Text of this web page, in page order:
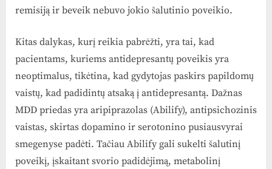
remisiją ir beveik nebuvo jokio šalutinio poveikio.
Kitas dalykas, kurį reikia pabrėžti, yra tai, kad
pacientams, kuriems antidepresantų poveikis yra
neoptimalus, tikėtina, kad gydytojas paskirs papildomų
vaistų, kad padidintų atsaką į antidepresantą. Dažnas
MDD priedas yra aripiprazolas (Abilify), antipsichozinis
vaistas, skirtas dopamino ir serotonino pusiausvyrai
smegenyse padėti. Tačiau Abilify gali sukelti šalutinį
poveikį, įskaitant svorio padidėjimą, metabolinį